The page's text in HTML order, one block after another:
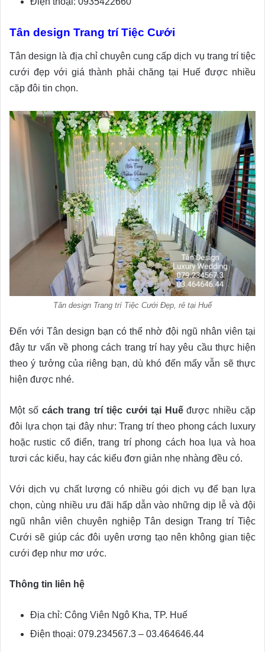
Tân design Trang trí Tiệc Cưới
Tân design là địa chỉ chuyên cung cấp dịch vụ trang trí tiệc
cưới đẹp với giá thành phải chăng tại Huế được nhiều
cặp đôi tin chọn.
Tân design Trang trí Tiệc Cưới Đẹp, rẻ tại Huế
Đến với Tân design bạn có thể nhờ đội ngũ nhân viên tại
đây tư vấn về phong cách trang trí hay yêu cầu thực hiện
theo ý tưởng của riêng bạn, dù khó đến mấy vẫn sẽ thực
hiện được nhé.
Một số cách trang trí tiệc cưới tại Huếđược nhiều cặp
đôi lựa chọn tại đây như: Trang trí theo phong cách luxury
hoặc rustic cổ điển, trang trí phong cách hoa lụa và hoa
tươi các kiểu, hay các kiểu đơn giản nhẹ nhàng đều có.
Với dịch vụ chất lượng có nhiều gói dịch vụ để bạn lựa
chọn, cùng nhiều ưu đãi hấp dẫn vào những dịp lễ và đội
ngũ nhân viên chuyên nghiệp Tân design Trang trí Tiệc
Cưới sẽ giúp các đôi uyên ương tạo nên không gian tiệc
cưới đẹp như mơ ước.
Thông tin liên hệ
Địa chỉ: Công Viên Ngô Kha, TP. Huế
Điện thoại: 079.234567.3 – 03.464646.44